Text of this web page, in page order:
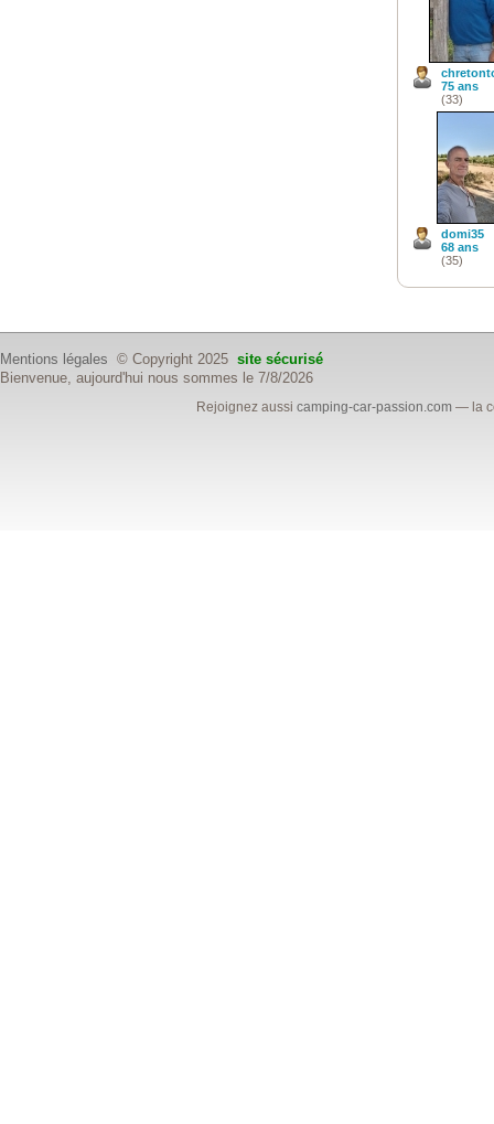
75 ans
(33)
domi35
68 ans
(35)
Mentions légales © Copyright 2025 site sécurisé
Bienvenue, aujourd'hui nous sommes le 7/8/2026
Rejoignez aussicamping-car-passion.com — la